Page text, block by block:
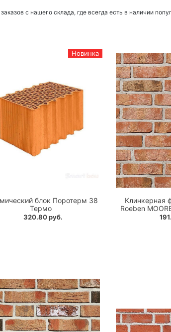
с нашего склада, где всегда есть в наличии
Новинка
блок Поротерм 38
Термо
320.80 руб.
Клинкерная
Roeben